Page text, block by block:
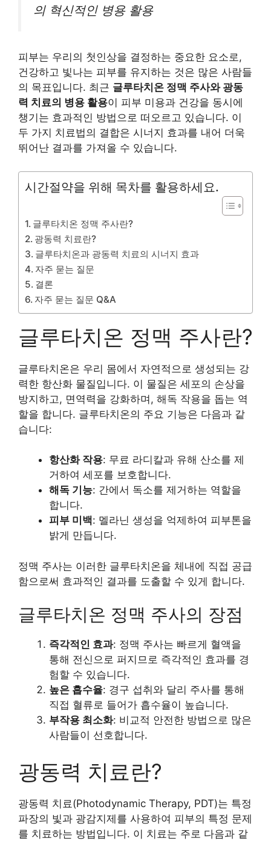
의 혁신적인 병용 활용
피부는 우리의 첫인상을 결정하는 중요한 요소로,
건강하고 빛나는 피부를 유지하는 것은 많은 사람들
의 목표입니다. 최근 글루타치온 정맥 주사와 광동
력 치료의 병용 활용이 피부 미용과 건강을 동시에
챙기는 효과적인 방법으로 떠오르고 있습니다. 이
두 가지 치료법의 결합은 시너지 효과를 내어 더욱
뛰어난 결과를 가져올 수 있습니다.
시간절약을 위해 목차를 활용하세요.
글루타치온 정맥 주사란?
광동력 치료란?
글루타치온과 광동력 치료의 시너지 효과
자주 묻는 질문
결론
자주 묻는 질문 Q&A
글루타치온 정맥 주사란?
글루타치온은 우리 몸에서 자연적으로 생성되는 강
력한 항산화 물질입니다. 이 물질은 세포의 손상을
방지하고, 면역력을 강화하며, 해독 작용을 돕는 역
할을 합니다. 글루타치온의 주요 기능은 다음과 같
습니다:
항산화 작용: 무료 라디칼과 유해 산소를 제
거하여 세포를 보호합니다.
해독 기능: 간에서 독소를 제거하는 역할을
합니다.
피부 미백: 멜라닌 생성을 억제하여 피부톤을
밝게 만듭니다.
정맥 주사는 이러한 글루타치온을 체내에 직접 공급
함으로써 효과적인 결과를 도출할 수 있게 합니다.
글루타치온 정맥 주사의 장점
즉각적인 효과: 정맥 주사는 빠르게 혈액을
통해 전신으로 퍼지므로 즉각적인 효과를 경
험할 수 있습니다.
높은 흡수율: 경구 섭취와 달리 주사를 통해
직접 혈류로 들어가 흡수율이 높습니다.
부작용 최소화: 비교적 안전한 방법으로 많은
사람들이 선호합니다.
광동력 치료란?
광동력 치료(Photodynamic Therapy, PDT)는 특정
파장의 빛과 광감지제를 사용하여 피부의 특정 문제
를 치료하는 방법입니다. 이 치료는 주로 다음과 같